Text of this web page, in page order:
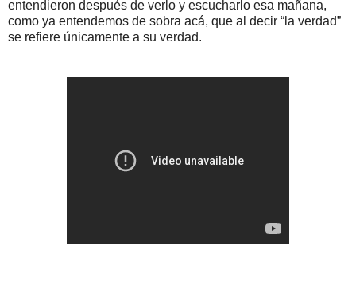
entendieron después de verlo y escucharlo esa mañana,
como ya entendemos de sobra acá, que al decir “la verdad”
se refiere únicamente a su verdad.